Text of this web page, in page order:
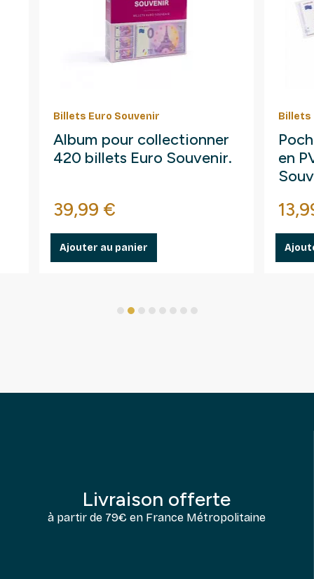
Billets Euro Souvenir
Album pour collectionner
420 billets Euro Souvenir.
Prix
39,99 €
Ajouter au panier
Billets
en
Prix
Livraison offerte
à partir de 79€ en France Métropolitaine